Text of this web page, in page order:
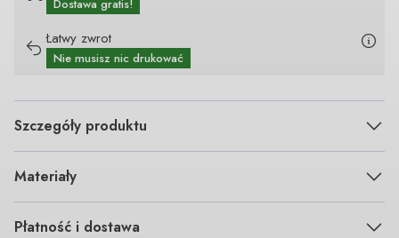
Dostawa gratis!
Łatwy zwrot
Nie musisz nic drukować
Szczegóły produktu
Materiały
Płatność i dostawa